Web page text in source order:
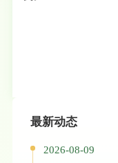
最新动态
2026-08-09